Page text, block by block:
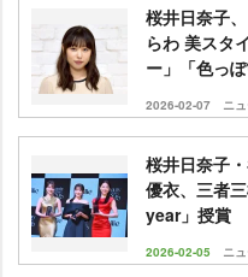
桜井日奈子
らわ 美スタ
ー」「色っぽ
2026-02-07 ニ
桜井日奈子
優衣、三者
year」授賞
2026-02-05 ニ